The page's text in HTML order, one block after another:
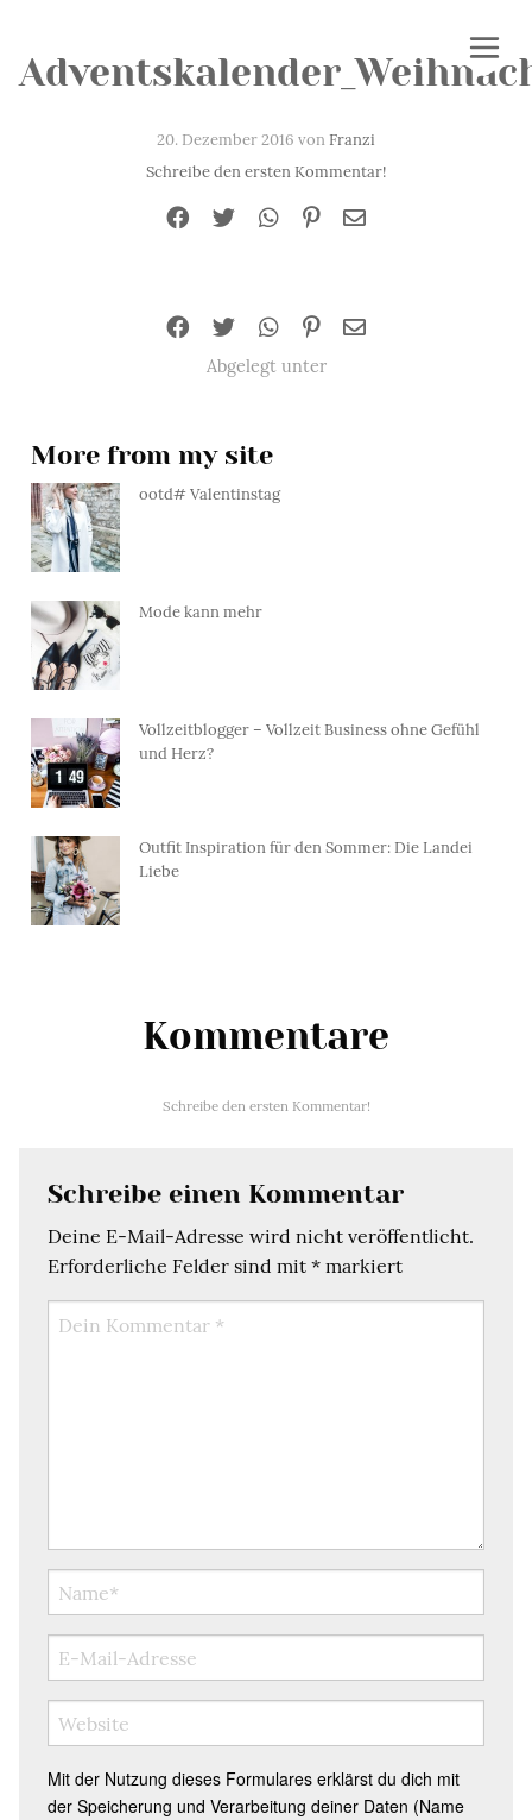
20. Dezember 2016 vonFranzi
Schreibe den ersten Kommentar!
Abgelegt unter
More from my site
ootd# Valentinstag
Mode kann mehr
Vollzeitblogger – Vollzeit Business ohne Gefühl
und Herz?
Outfit Inspiration für den Sommer: Die Landei
Liebe
Kommentare
Schreibe den ersten Kommentar!
Schreibe einen Kommentar
Deine E-Mail-Adresse wird nicht veröffentlicht.
Erforderliche Felder sind mit * markiert
Mit der Nutzung dieses Formulares erklärst du dich mit
der Speicherung und Verarbeitung deiner Daten (Name